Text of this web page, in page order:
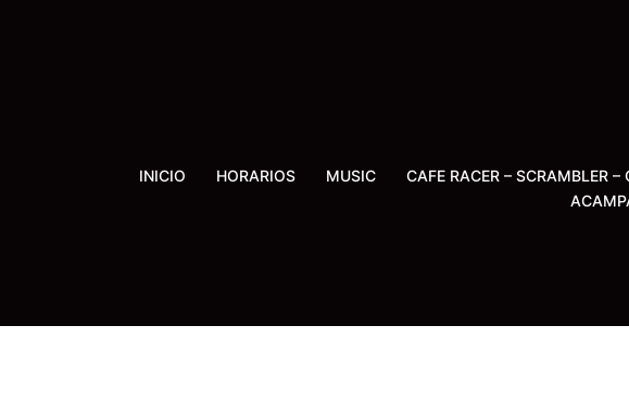
INICIO HORARIOS MUSIC CAFE RACER – SCRAMBLER –